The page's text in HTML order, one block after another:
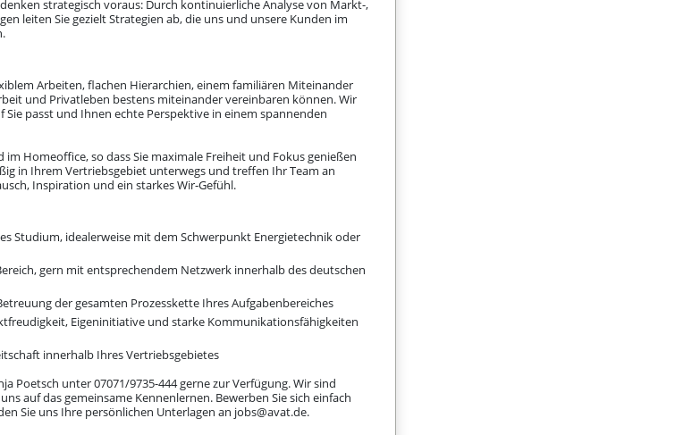
strategisch voraus: Durch kontinuierliche Analyse von Markt-,
leiten Sie gezielt Strategien ab, die uns und unsere Kunden im
Arbeiten, flachen Hierarchien, einem familiären Miteinander
und Privatleben bestens miteinander vereinbaren können. Wir
passt und Ihnen echte Perspektive in einem spannenden
Homeoffice, so dass Sie maximale Freiheit und Fokus genießen
in Ihrem Vertriebsgebiet unterwegs und treffen Ihr Team an
Inspiration und ein starkes Wir‑Gefühl.
Studium, idealerweise mit dem Schwerpunkt Energietechnik oder
gern mit entsprechendem Netzwerk innerhalb des deutschen
der gesamten Prozesskette Ihres Aufgabenbereiches
Eigeninitiative und starke Kommunikationsfähigkeiten
innerhalb Ihres Vertriebsgebietes
Poetsch unter 07071/9735-444 gerne zur Verfügung. Wir sind
auf das gemeinsame Kennenlernen. Bewerben Sie sich einfach
Sie uns Ihre persönlichen Unterlagen an jobs@avat.de.